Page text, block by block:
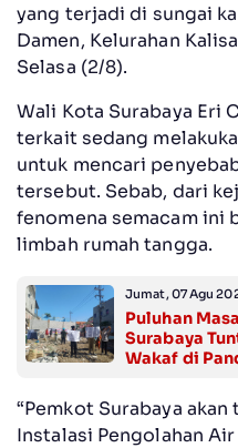
yang terjadi di sungai
Damen, Kelurahan
Selasa (2/8).
Wali Kota Surabaya Eri
terkait sedang
untuk mencari
tersebut. Sebab, dari
fenomena semacam ini
limbah rumah tangga.
Jumat, 07 Agu
Puluhan
Surabaya
Wakaf di
“Pemkot Surabaya
Instalasi Pengolahan